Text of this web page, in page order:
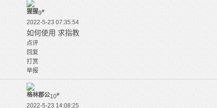
猩猩9#
2022-5-23 07:35:54
如何使用 求指教
点评
回复
打赏
举报
格林郡公10#
2022-5-23 14:08:25